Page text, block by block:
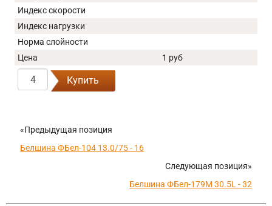
Индекс скорости
Индекс нагрузки
Норма слойности
Цена
1 руб
Купить
«Предыдущая позиция
Белшина ФБел-104 13.0/75 - 16
Следующая позиция»
Белшина ФБел-179М 30.5L - 32